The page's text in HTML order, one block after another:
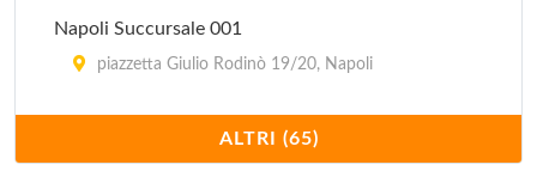
Napoli Succursale 001
piazzetta Giulio Rodinò 19/20, Napoli
Napoli Succursale 002
piazza Enrico De Nicola (interno al Tribunale) 1,
ALTRI (65)